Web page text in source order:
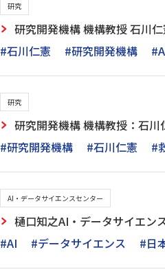
研究
研究開発機構 機構教授 石川
#石川仁憲
#研究開発機構
研究
研究開発機構 機構教授：石
#研究開発機構
#石川仁憲 #
AI・データサイエンスセンター
樋口知之AI・データサイエン
#AI
#データサイエンス #日